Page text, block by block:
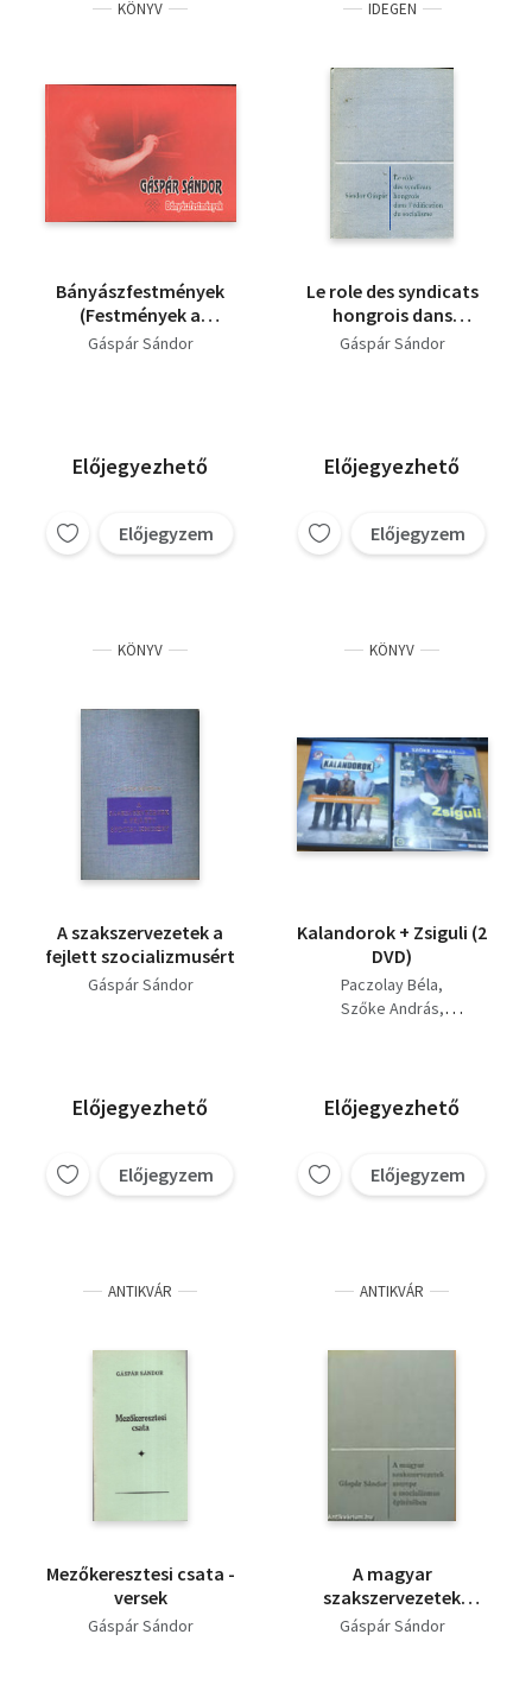
KÖNYV
Bányászfestmények
(Festmények a
szénbányászatról)
Gáspár Sándor
Előjegyezhető
Előjegyzem
IDEGEN
Le role des syndicats
hongrois dans
l'édification du
Gáspár Sándor
Előjegyezhető
Előjegyzem
KÖNYV
A szakszervezetek a
fejlett szocializmusért
Gáspár Sándor
Előjegyezhető
Előjegyzem
KÖNYV
Kalandorok + Zsiguli (2
DVD)
Paczolay Béla
Szőke András
Előjegyezhető
Előjegyzem
ANTIKVÁR
Mezőkeresztesi csata -
versek
Gáspár Sándor
ANTIKVÁR
A magyar
szakszervezetek
szerepe a szocializmus
Gáspár Sándor